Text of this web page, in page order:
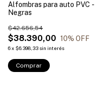
Alfombras para auto PVC -
Negras
$38.390,00
$42.656,54
10% OFF
6x $6.398,33 sin interés
Comprar